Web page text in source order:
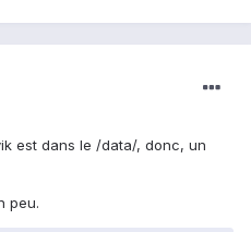
est dans le /data/, donc, un
peu.